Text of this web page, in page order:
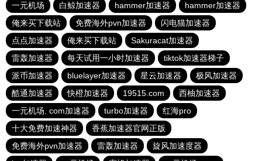
一元机场
白鲸加速器 hammer加速器
hammer加速器
俺来买下载站
免费海外pvn加速器
闪电猫加速器
点点加速器
俺来买下载站
Sakuracat加速器
雷轰加速器
每天试用一小时加速器
tiktok加速器梯子
派币加速器
bluelayer加速器 星云加速器
极风加速器
酷通加速器
快橙加速器 19515.com
西柚加速器
一元机场. com加速器
turbo加速器
红海pro
十大免费加速神器
香蕉加速器官网正版
免费海外pvn加速器
雷轰加速器
旋风加速度器